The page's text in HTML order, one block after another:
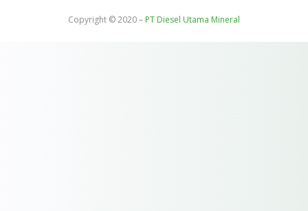
Copyright © 2020 – PT Diesel Utama Mineral